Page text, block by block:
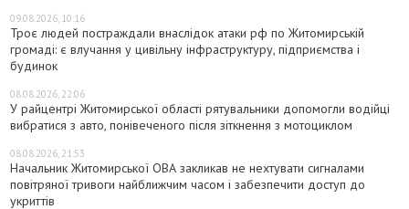
09.08.2026, 10:16
Троє людей постраждали внаслідок атаки рф по Житомирській
громаді: є влучання у цивільну інфраструктуру, підприємства і
будинок
08.08.2026, 22:06
У райцентрі Житомирської області рятувальники допомогли водійці
вибратися з авто, понівеченого після зіткнення з мотоциклом
08.08.2026, 21:53
Начальник Житомирської ОВА закликав не нехтувати сигналами
повітряної тривоги найближчим часом і забезпечити доступ до
укриттів